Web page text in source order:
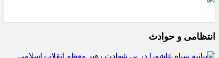
انتظامی و حوادث